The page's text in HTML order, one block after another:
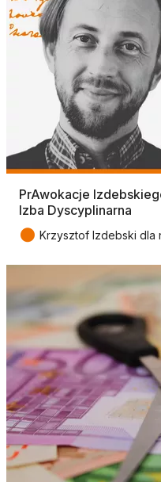
PrAwokacje
Izba Dyscyplinarna
● Krzysztof Izdebski dla